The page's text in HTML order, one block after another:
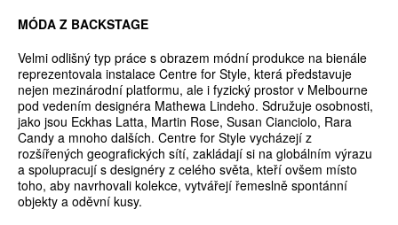
MÓDA Z BACKSTAGE
Velmi odlišný typ práce s obrazem módní produkce na bienále
reprezentovala instalace Centre for Style, která představuje
nejen mezinárodní platformu, ale i fyzický prostor v Melbourne
pod vedením designéra Mathewa Lindeho. Sdružuje osobnosti,
jako jsou Eckhas Latta, Martin Rose, Susan Cianciolo, Rara
Candy a mnoho dalších. Centre for Style vycházejí z
rozšířených geografických sítí, zakládají si na globálním výrazu
a spolupracují s designéry z celého světa, kteří ovšem místo
toho, aby navrhovali kolekce, vytvářejí řemeslně spontánní
objekty a oděvní kusy.